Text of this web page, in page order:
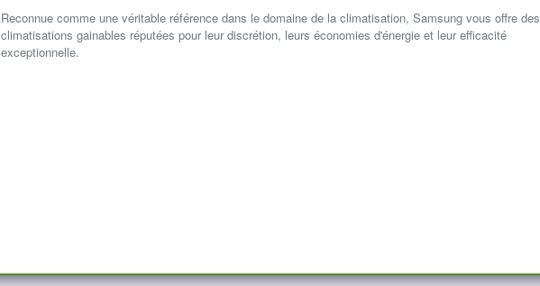
Reconnue comme une véritable référence dans le domaine de la climatisation, Samsung vous offre des
climatisations gainables réputées pour leur discrétion, leurs économies d'énergie et leur efficacité
exceptionnelle.